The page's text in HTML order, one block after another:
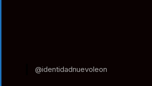
@identidadnuevoleon